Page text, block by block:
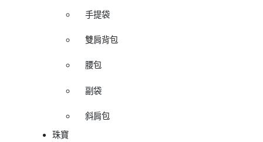
手提袋
雙肩背包
腰包
副袋
斜肩包
珠寶